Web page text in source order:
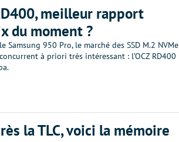
meilleur rapport
du moment ?
Samsung 950 Pro, le marché des SSD M.2 NVMe
à priori très intéressant : l’OCZ RD400
la TLC, voici la mémoire